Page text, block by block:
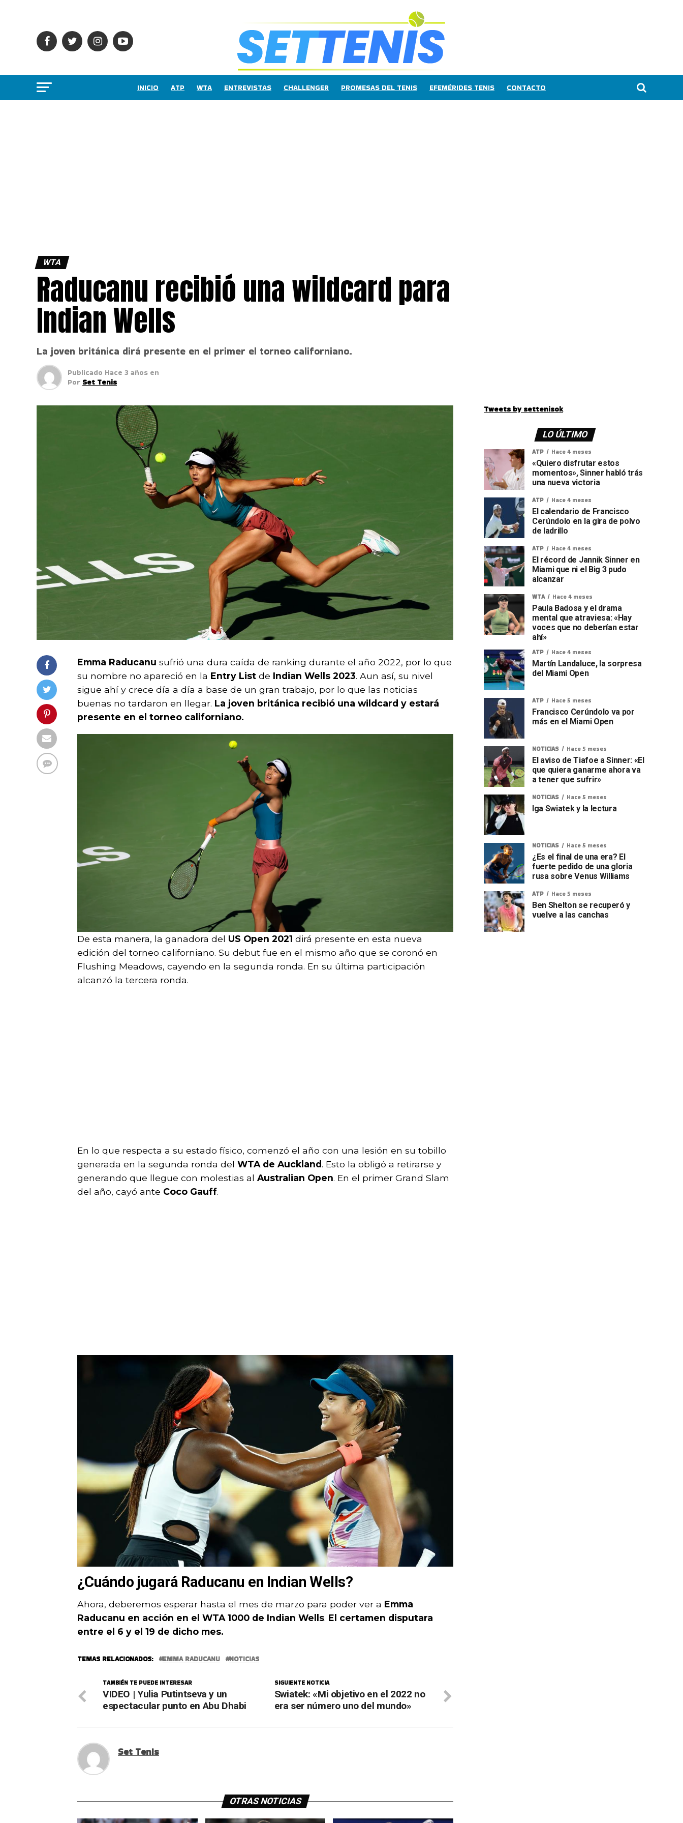
INICIO ATP WTA ENTREVISTAS CHALLENGER PROMESAS DEL TENIS EFEMÉRIDES TENIS CONTACTO
WTA
Raducanu recibió una wildcard para
Indian Wells
La joven británica dirá presente en el primer el torneo californiano.
Publicado Hace 3 años en
Por Set Tenis
Emma Raducanu sufrió una dura caída de ranking durante el año 2022, por lo que
su nombre no apareció en la Entry List de Indian Wells 2023. Aun así, su nivel
sigue ahí y crece día a día a base de un gran trabajo, por lo que las noticias
buenas no tardaron en llegar. La joven británica recibió una wildcard y estará
presente en el torneo californiano.
De esta manera, la ganadora del US Open 2021 dirá presente en esta nueva
edición del torneo californiano. Su debut fue en el mismo año que se coronó en
Flushing Meadows, cayendo en la segunda ronda. En su última participación
alcanzó la tercera ronda.
En lo que respecta a su estado físico, comenzó el año con una lesión en su tobillo
generada en la segunda ronda del WTA de Auckland. Esto la obligó a retirarse y
generando que llegue con molestias al Australian Open. En el primer Grand Slam
del año, cayó ante Coco Gauff.
¿Cuándo jugará Raducanu en Indian Wells?
Ahora, deberemos esperar hasta el mes de marzo para poder ver a Emma
Raducanu en acción en el WTA 1000 de Indian Wells. El certamen disputara
entre el 6 y el 19 de dicho mes.
TEMAS RELACIONADOS: EMMA RADUCANU NOTICIAS
SIGUIENTE NOTICIA
Swiatek: «Mi objetivo en el 2022 no
era ser número uno del mundo»
TAMBIÉN TE PUEDE INTERESAR
VIDEO | Yulia Putintseva y un
espectacular punto en Abu Dhabi
Set Tenis
OTRAS NOTICIAS
Tweets by settenisok
LO ÚLTIMO
ATP Hace 4 meses
«Quiero disfrutar estos
momentos», Sinner habló trás
una nueva victoria
ATP Hace 4 meses
El calendario de Francisco
Cerúndolo en la gira de polvo
de ladrillo
ATP Hace 4 meses
El récord de Jannik Sinner en
Miami que ni el Big 3 pudo
alcanzar
WTA Hace 4 meses
Paula Badosa y el drama
mental que atraviesa: «Hay
voces que no deberían estar
ahí»
ATP Hace 4 meses
Martín Landaluce, la sorpresa
del Miami Open
ATP Hace 5 meses
Francisco Cerúndolo va por
más en el Miami Open
NOTICIAS Hace 5 meses
El aviso de Tiafoe a Sinner: «El
que quiera ganarme ahora va
a tener que sufrir»
NOTICIAS Hace 5 meses
Iga Swiatek y la lectura
NOTICIAS Hace 5 meses
¿Es el final de una era? El
fuerte pedido de una gloria
rusa sobre Venus Williams
ATP Hace 5 meses
Ben Shelton se recuperó y
vuelve a las canchas